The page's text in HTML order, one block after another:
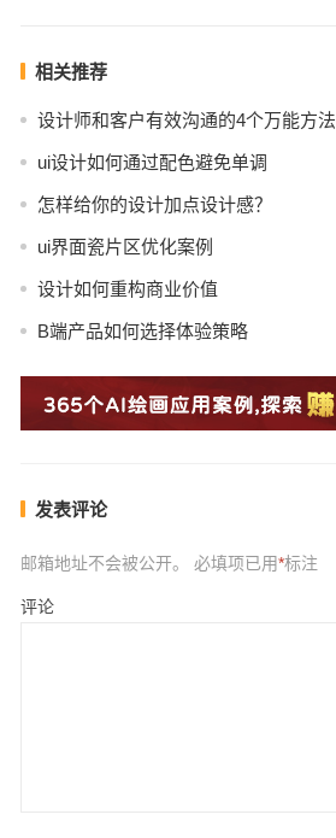
相关推荐
设计师和客户有效沟通的4个万能方法
ui设计如何通过配色避免单调
怎样给你的设计加点设计感？
ui界面瓷片区优化案例
设计如何重构商业价值
B端产品如何选择体验策略
发表评论
邮箱地址不会被公开。 必填项已用*标注
评论